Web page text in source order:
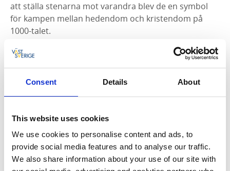
Consent Details About
This website uses cookies
We use cookies to personalise content and ads, to
provide social media features and to analyse our traffic.
We also share information about your use of our site with
att ställa stenarna mot varandra blev de en symbol
för kampen mellan hedendom och kristendom på
1000-talet.
Text på stenarna
thannsi iftir kaur fadhur sin. Styråke satte denna sten
efter sin far Kaur
Den kristna stenen har en något längre text som
lyder:UlfR auk Ragnarr restu sten thannsi aeftiR Fara
fadhur sin kristin man, saR hafdhir godha tro til
Gudhs. Ulf och Ragnar, de båda reste denna sten